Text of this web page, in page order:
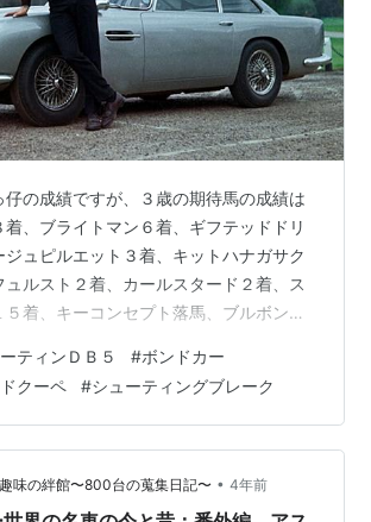
仔の成績ですが、３歳の期待馬の成績は
着、ブライトマン６着、ギフテッドドリ
ジュピルエット３着、キットハナガサク
ュルスト２着、カールスタード２着、ス
着、キーコンセプト落馬、ブルボンク
と堅実な実績でしした。古馬でも重賞
クスでスマートリアンが、１４番人気
モンドステークスでもトロピカルライト
着と入着。更に障害オープンでオールザ
の未勝利勝から連勝でオープン勝利、
が特別２着、クロスライセンスも特別
ティンＤＢ５ #ボンドカー
クーペ #シューティングブレーク
味の絆館〜800台の蒐集日記〜 • 4年前